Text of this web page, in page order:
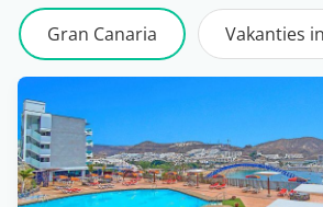
Gran Canaria Vakanties